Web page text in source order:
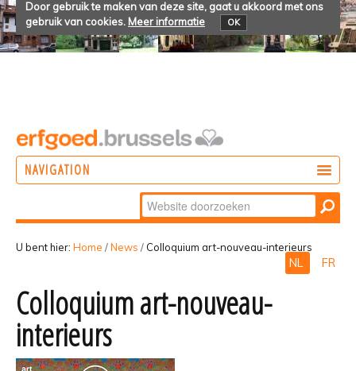
Door gebruik te maken van deze site, gaat u akkoord met ons
gebruik van cookies. Meer informatie OK
NAVIGATION
Zoek
Geavanceerd
zoeken...
U bent hier: Home /News / Colloquium art-nouveau-interieurs
NL FR
Colloquium art-nouveau-
interieurs